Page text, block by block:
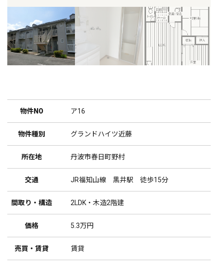
物件NO ア16
物件種別 グランドハイツ近藤
所在地 丹波市春日町野村
交通 JR福知山線 黒井駅 徒歩15分
間取り・構造 2LDK・木造2階建
価格 5.3万円
売買・賃貸 賃貸